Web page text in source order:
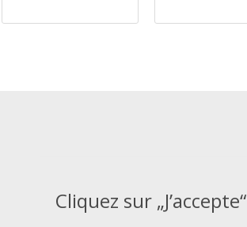
Cliquez sur „J’accepte“